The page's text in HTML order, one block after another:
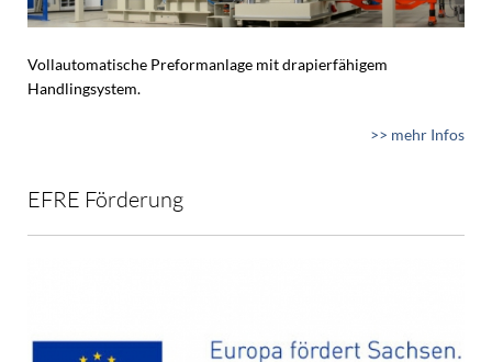
Vollautomatische Preformanlage mit drapierfähigem
Handlingsystem.
>> mehr Infos
EFRE Förderung